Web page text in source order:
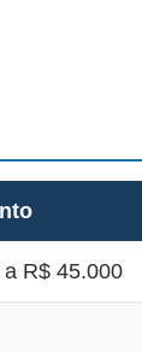
R$ 45.000